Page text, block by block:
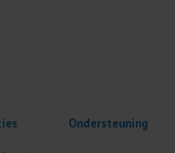
Ondersteuning